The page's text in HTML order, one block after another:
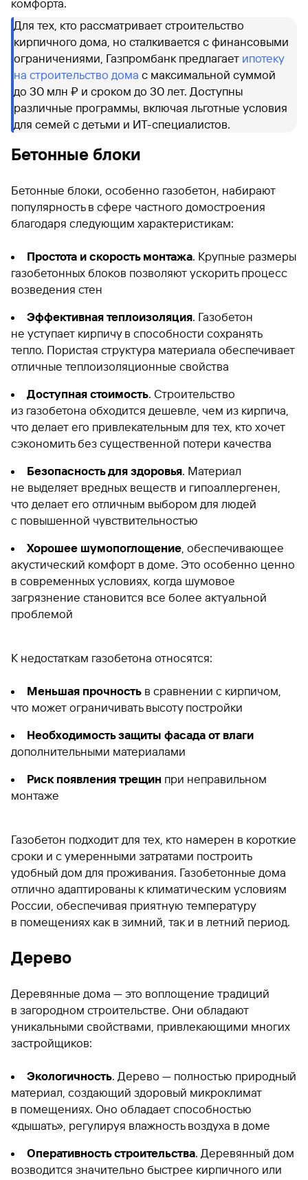
комфорта.
Для тех, кто рассматривает строительство
кирпичного дома, но сталкивается с финансовыми
ограничениями, Газпромбанк предлагает ипотеку
на строительство дома с максимальной суммой
до 30 млн ₽ и сроком до 30 лет. Доступны
различные программы, включая льготные условия
для семей с детьми и ИТ-специалистов.
Бетонные блоки
Бетонные блоки, особенно газобетон, набирают
популярность в сфере частного домостроения
благодаря следующим характеристикам:
Простота и скорость монтажа. Крупные размеры
газобетонных блоков позволяют ускорить процесс
возведения стен
Эффективная теплоизоляция. Газобетон
не уступает кирпичу в способности сохранять
тепло. Пористая структура материала обеспечивает
отличные теплоизоляционные свойства
Доступная стоимость. Строительство
из газобетона обходится дешевле, чем из кирпича,
что делает его привлекательным для тех, кто хочет
сэкономить без существенной потери качества
Безопасность для здоровья. Материал
не выделяет вредных веществ и гипоаллергенен,
что делает его отличным выбором для людей
с повышенной чувствительностью
Хорошее шумопоглощение , обеспечивающее
акустический комфорт в доме. Это особенно ценно
в современных условиях, когда шумовое
загрязнение становится все более актуальной
проблемой
К недостаткам газобетона относятся:
Меньшая прочность в сравнении с кирпичом,
что может ограничивать высоту постройки
Необходимость защиты фасада от влаги
дополнительными материалами
Риск появления трещин при неправильном
монтаже
Газобетон подходит для тех, кто намерен в короткие
сроки и с умеренными затратами построить
удобный дом для проживания. Газобетонные дома
отлично адаптированы к климатическим условиям
России, обеспечивая приятную температуру
в помещениях как в зимний, так и в летний период.
Дерево
Деревянные дома — это воплощение традиций
в загородном строительстве. Они обладают
уникальными свойствами, привлекающими многих
застройщиков:
Экологичность. Дерево — полностью природный
материал, создающий здоровый микроклимат
в помещениях. Оно обладает способностью
«дышать», регулируя влажность воздуха в доме
Оперативность строительства. Деревянный дом
возводится значительно быстрее кирпичного или